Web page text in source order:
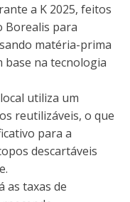
a K 2025, feitos
Borealis para
matéria-prima
base na tecnologia
utiliza um
reutilizáveis, o que
para a
descartáveis
as taxas de